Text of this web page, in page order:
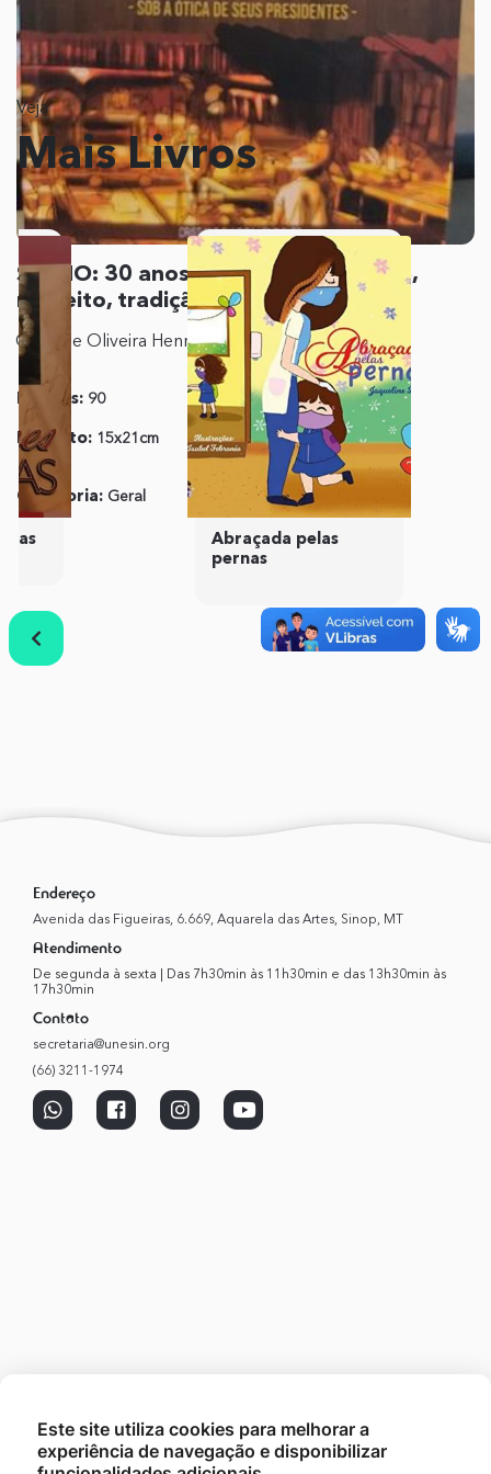
SIMNO: 30 anos de responsabilidade,
respeito, tradição e sustentabilidade
Cristiane Oliveira Henriques
Páginas: 90 Editora: Print
Formato: 15x21cm ISBN:978-85-86422-86-
7
Categoria: Geral Publicação:10 de
Janeiro de 2022
Veja
Mais Livros
Abraçada pelas
pernas
Endereço
Avenida das Figueiras, 6.669, Aquarela das Artes, Sinop, MT
Atendimento
De segunda à sexta | Das 7h30min às 11h30min e das 13h30min às
17h30min
Contato
secretaria@unesin.org
(66) 3211-1974
Este site utiliza cookies para melhorar a
experiência de navegação e disponibilizar